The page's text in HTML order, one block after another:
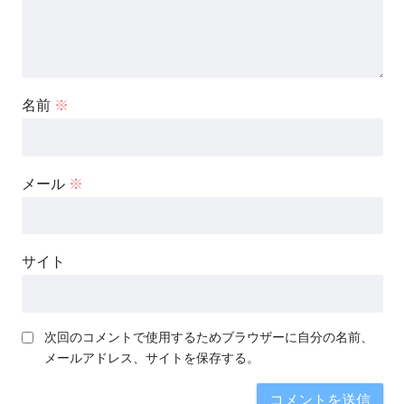
名前 ※
メール ※
サイト
次回のコメントで使用するためブラウザーに自分の名前、
メールアドレス、サイトを保存する。